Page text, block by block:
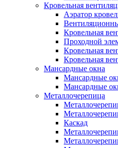
Кровельная
Аэратор
Кровельная
Проходной
Кровельная
Кровельная
Мансардные окна
Мансардные
Мансардные
Металлочерепица
Каскад